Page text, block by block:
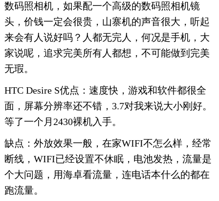
数码照相机，如果配一个高级的数码照相机镜
头，价钱一定会很贵，山寨机的声音很大，听起
来会有人说好吗？人都无完人，何况是手机，大
家说呢，追求完美所有人都想，不可能做到完美
无瑕。
HTC Desire S优点：速度快，游戏和软件都很全
面，屏幕分辨率还不错，3.7对我来说大小刚好。
等了一个月2430裸机入手。
缺点：外放效果一般，在家WIFI不怎么样，经常
断线，WIFI已经设置不休眠，电池发热，流量是
个大问题，用海卓看流量，连电话本什么的都在
跑流量。